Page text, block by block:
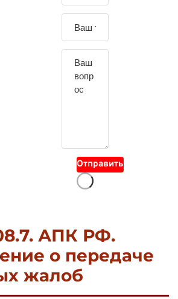
Отправить
АПК РФ.
о передаче
жалоб